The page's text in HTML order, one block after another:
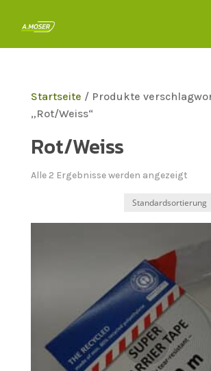
Startseite / Produkte
„Rot/Weiss“
Rot/Weiss
Alle 2 Ergebnisse werden angezeigt